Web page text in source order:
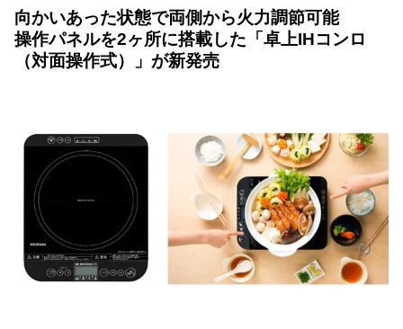
向かいあった状態で両側から火力調節可能
操作パネルを2ヶ所に搭載した「卓上IHコンロ
（対面操作式）」が新発売